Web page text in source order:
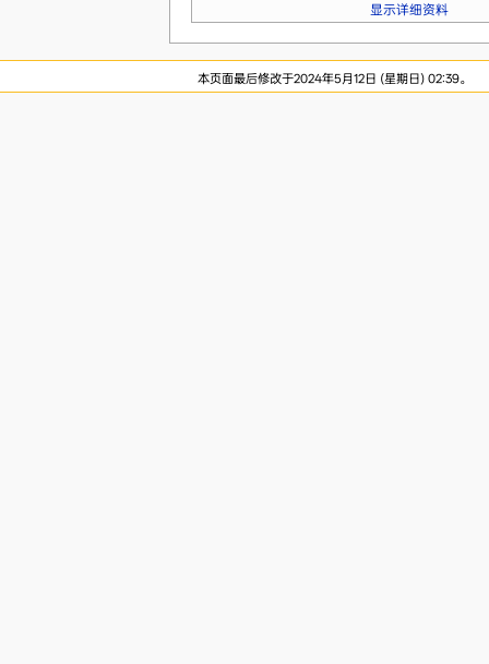
显示详细资料
本页面最后修改于2024年5月12日 (星期日) 02:39。